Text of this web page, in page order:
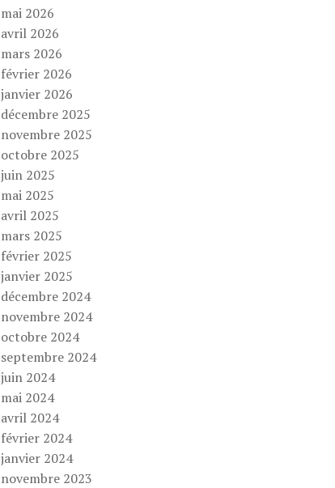
mai 2026
avril 2026
mars 2026
février 2026
janvier 2026
décembre 2025
novembre 2025
octobre 2025
juin 2025
mai 2025
avril 2025
mars 2025
février 2025
janvier 2025
décembre 2024
novembre 2024
octobre 2024
septembre 2024
juin 2024
mai 2024
avril 2024
février 2024
janvier 2024
novembre 2023